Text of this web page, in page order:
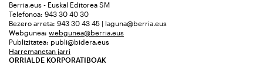
Berria.eus - Euskal Editorea SM
Telefonoa: 943 30 40 30
Bezero arreta: 943 30 43 45 | laguna@berria.eus
Webgunea: webgunea@berria.eus
Publizitatea: publi@bidera.eus
Harremanetan jarri
ORRIALDE KORPORATIBOAK